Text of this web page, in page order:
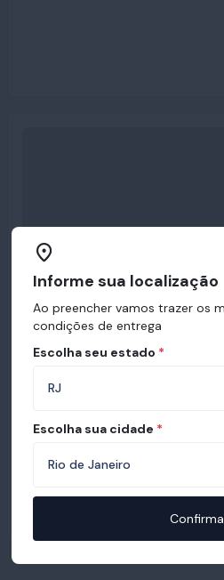
Informe sua localização
Ao preencher vamos trazer os
condições de entrega
Escolha seu estado *
Escolha sua cidade *